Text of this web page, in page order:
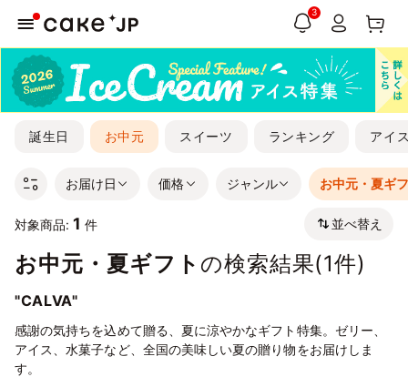
3
誕生日 お中元 スイーツ ランキング アイ
お届け日 価格 ジャンル お中元・夏ギ
対象商品: 1 件 並べ替え
お中元・夏ギフト の検索結果(1件)
"CALVA"
感謝の気持ちを込めて贈る、夏に涼やかなギフト特集。ゼリー、
アイス、水菓子など、全国の美味しい夏の贈り物をお届けしま
す。